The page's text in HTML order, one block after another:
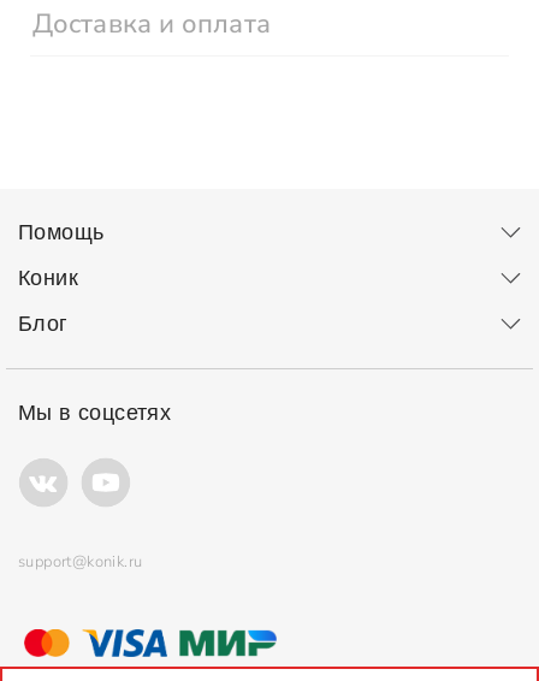
Доставка и оплата
Помощь
Коник
Блог
Мы в соцсетях
support@konik.ru